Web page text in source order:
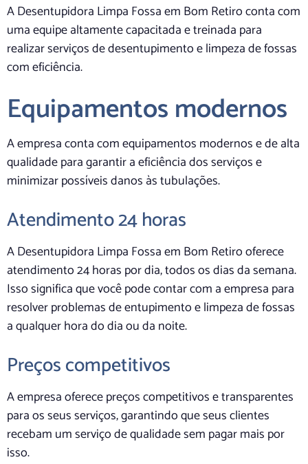
A Desentupidora Limpa Fossa em Bom Retiro conta com
uma equipe altamente capacitada e treinada para
realizar serviços de desentupimento e limpeza de fossas
com eficiência.
Equipamentos modernos
A empresa conta com equipamentos modernos e de alta
qualidade para garantir a eficiência dos serviços e
minimizar possíveis danos às tubulações.
Atendimento 24 horas
A Desentupidora Limpa Fossa em Bom Retiro oferece
atendimento 24 horas por dia, todos os dias da semana.
Isso significa que você pode contar com a empresa para
resolver problemas de entupimento e limpeza de fossas
a qualquer hora do dia ou da noite.
Preços competitivos
A empresa oferece preços competitivos e transparentes
para os seus serviços, garantindo que seus clientes
recebam um serviço de qualidade sem pagar mais por
isso.